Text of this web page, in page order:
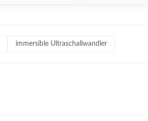
immersible Ultraschallwandler